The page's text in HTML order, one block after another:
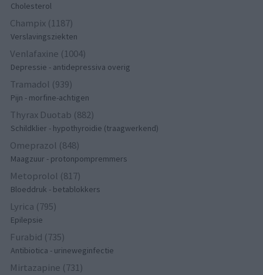
Cholesterol
Champix (1187)
Verslavingsziekten
Venlafaxine (1004)
Depressie - antidepressiva overig
Tramadol (939)
Pijn - morfine-achtigen
Thyrax Duotab (882)
Schildklier - hypothyroidie (traagwerkend)
Omeprazol (848)
Maagzuur - protonpompremmers
Metoprolol (817)
Bloeddruk - betablokkers
Lyrica (795)
Epilepsie
Furabid (735)
Antibiotica - urineweginfectie
Mirtazapine (731)